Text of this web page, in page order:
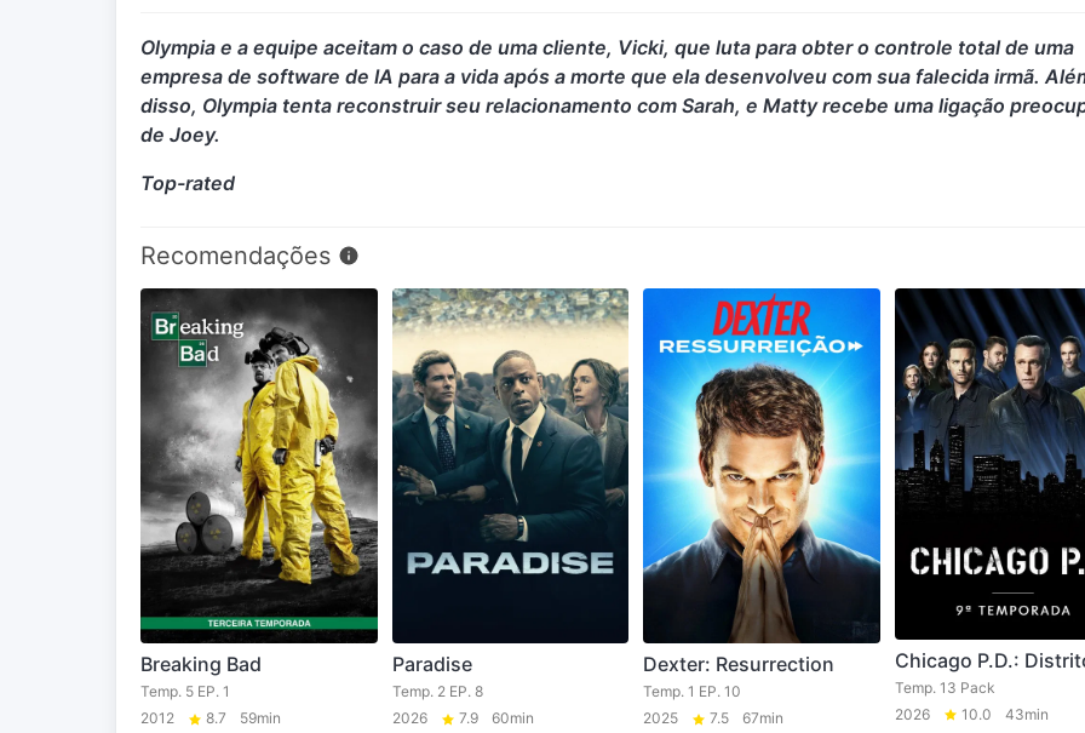
Olympia e a equipe aceitam o caso de uma cliente, Vicki, que luta para obter o controle total de uma
empresa de software de IA para a vida após a morte que ela desenvolveu com sua falecida irmã.
disso, Olympia tenta reconstruir seu relacionamento com Sarah, e Matty recebe uma ligação
de Joey.
Top-rated
Recomendações
Breaking Bad
Temp. 5 EP. 1
2012
8.7 59min
Paradise
Temp. 2 EP. 8
2026
7.9 60min
Dexter: Resurrection
Temp. 1 EP. 10
2025
7.5 67min
Chicago P.D.:
Temp. 13 Pack
2026
10.0 43min